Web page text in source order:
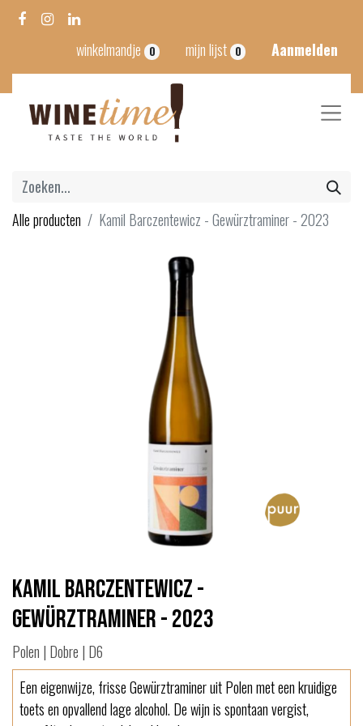
winkelmandje 0 mijn lijst 0 Aanmelden
Alle producten Kamil Barczentewicz - Gewürztraminer - 2023
Kamil Barczentewicz -
Gewürztraminer - 2023
Polen | Dobre | D6
Een eigenwijze, frisse Gewürztraminer uit Polen met een kruidige
toets en opvallend lage alcohol. De wijn is spontaan vergist,